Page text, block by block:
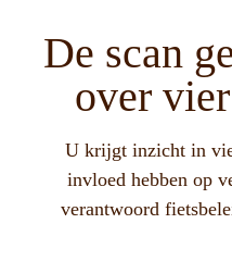
De scan
over
U krijgt inzicht in
invloed hebben op
verantwoord